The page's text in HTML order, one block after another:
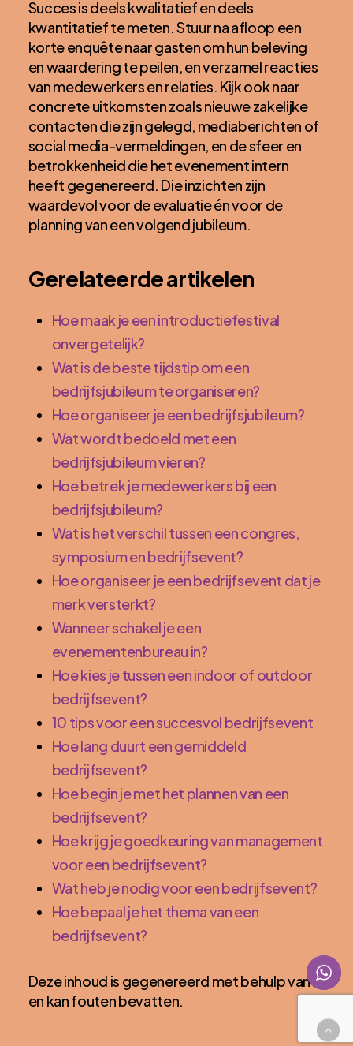
Succes is deels kwalitatief en deels
kwantitatief te meten. Stuur na afloop een
korte enquête naar gasten om hun beleving
en waardering te peilen, en verzamel reacties
van medewerkers en relaties. Kijk ook naar
concrete uitkomsten zoals nieuwe zakelijke
contacten die zijn gelegd, mediaberichten of
social media-vermeldingen, en de sfeer en
betrokkenheid die het evenement intern
heeft gegenereerd. Die inzichten zijn
waardevol voor de evaluatie én voor de
planning van een volgend jubileum.
Gerelateerde artikelen
Hoe maak je een introductiefestival
onvergetelijk?
Wat is de beste tijdstip om een
bedrijfsjubileum te organiseren?
Hoe organiseer je een bedrijfsjubileum?
Wat wordt bedoeld met een
bedrijfsjubileum vieren?
Hoe betrek je medewerkers bij een
bedrijfsjubileum?
Wat is het verschil tussen een congres,
symposium en bedrijfsevent?
Hoe organiseer je een bedrijfsevent dat je
merk versterkt?
Wanneer schakel je een
evenementenbureau in?
Hoe kies je tussen een indoor of outdoor
bedrijfsevent?
10 tips voor een succesvol bedrijfsevent
Hoe lang duurt een gemiddeld
bedrijfsevent?
Hoe begin je met het plannen van een
bedrijfsevent?
Hoe krijg je goedkeuring van management
voor een bedrijfsevent?
Wat heb je nodig voor een bedrijfsevent?
Hoe bepaal je het thema van een
bedrijfsevent?
Deze inhoud is gegenereerd met behulp van AI
en kan fouten bevatten.